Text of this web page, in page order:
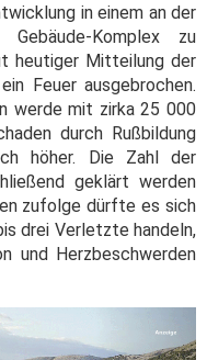
in einem an der
Gebäude-Komplex zu
heutiger Mitteilung der
Feuer ausgebrochen.
werde mit zirka 25 000
durch Rußbildung
höher. Die Zahl der
geklärt werden
zufolge dürfte es sich
drei Verletzte handeln,
und Herzbeschwerden